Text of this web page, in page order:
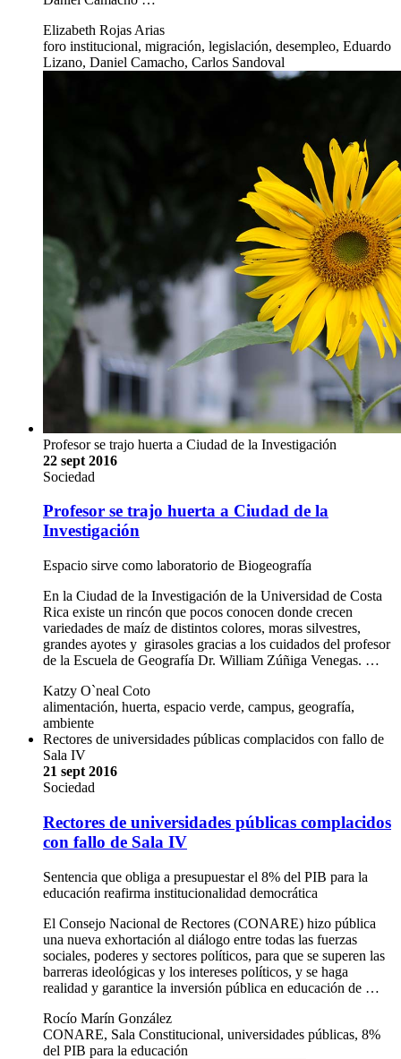
Elizabeth Rojas Arias
foro institucional, migración, legislación, desempleo, Eduardo
Lizano, Daniel Camacho, Carlos Sandoval
Profesor se trajo huerta a Ciudad de la Investigación
22 sept 2016
Sociedad
Profesor se trajo huerta a Ciudad de la
Investigación
Espacio sirve como laboratorio de Biogeografía
En la Ciudad de la Investigación de la Universidad de Costa
Rica existe un rincón que pocos conocen donde crecen
variedades de maíz de distintos colores, moras silvestres,
grandes ayotes y girasoles gracias a los cuidados del profesor
de la Escuela de Geografía Dr. William Zúñiga Venegas. …
Katzy O`neal Coto
alimentación, huerta, espacio verde, campus, geografía,
ambiente
Rectores de universidades públicas complacidos con fallo de
Sala IV
21 sept 2016
Sociedad
Rectores de universidades públicas complacidos
con fallo de Sala IV
Sentencia que obliga a presupuestar el 8% del PIB para la
educación reafirma institucionalidad democrática
El Consejo Nacional de Rectores (CONARE) hizo pública
una nueva exhortación al diálogo entre todas las fuerzas
sociales, poderes y sectores políticos, para que se superen las
barreras ideológicas y los intereses políticos, y se haga
realidad y garantice la inversión pública en educación de …
Rocío Marín González
CONARE, Sala Constitucional, universidades públicas, 8%
del PIB para la educación